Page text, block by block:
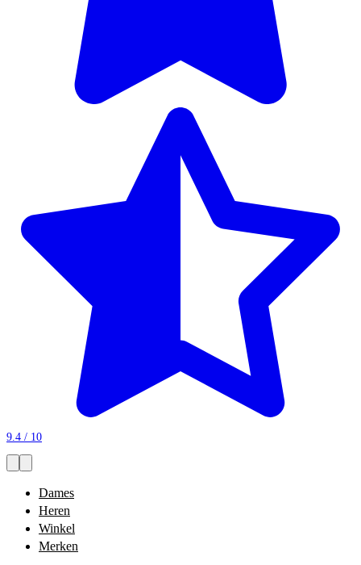
9.4 / 10
Dames
Heren
Winkel
Merken